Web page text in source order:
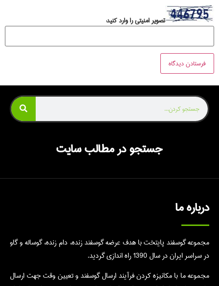
تصویر امنیتی را وارد کنید:
جستجو در مطالب سایت
درباره ما
مجموعه گوسفند پایتخت با هدف عرضه گوسفند زنده، دام زنده، گوساله و گاو
در سراسر ایران در سال 1390 راه اندازی گردید.
مجموعه ما با مکانیزه کردن فرآیند ارسال گوسفند و تعیین وقت جهت ارسال